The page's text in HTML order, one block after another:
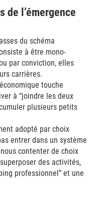
de l’émergence
du schéma
à être mono-
par conviction, elles
carrières.
touche
à “joindre les deux
plusieurs petits
adopté par choix
entrer dans un système
contenter de choix
des activités,
professionnel” et une